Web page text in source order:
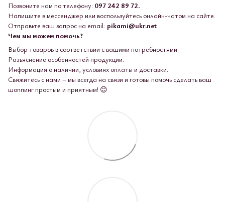
Позвоните нам по телефону: 097 242 89 72.
Напишите в мессенджер или воспользуйтесь онлайн-чатом на сайте.
Отправьте ваш запрос на email: pikami@ukr.net
Чем мы можем помочь?
Выбор товаров в соответствии с вашими потребностями.
Разъяснение особенностей продукции.
Информация о наличии, условиях оплаты и доставки.
Свяжитесь с нами – мы всегда на связи и готовы помочь сделать ваш
шоппинг простым и приятным! 😊